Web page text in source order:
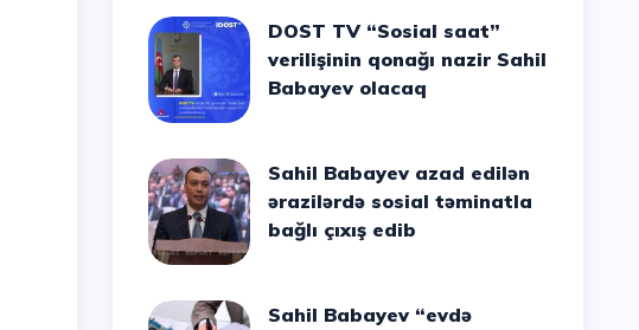
DOST TV “Sosial saat”
verilişinin qonağı nazir Sahil
Babayev olacaq
Sahil Babayev azad edilən
ərazilərdə sosial təminatla
bağlı çıxış edib
Sahil Babayev “evdə